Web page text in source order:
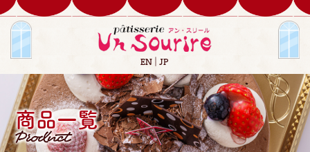
EN JP
商品一覧
Product